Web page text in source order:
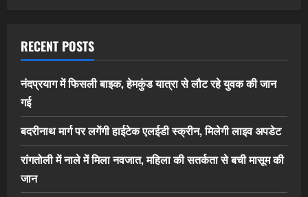
RECENT POSTS
नंदप्रयाग में फिसली बाइक, हेमकुंड यात्रा से लौट रहे युवक की जान
गई
बदरीनाथ मार्ग पर लगेंगी हाईटेक एलईडी स्क्रीन, मिलेगी लाइव अपडेट
रांगतोली में नाले में मिला नवजात, महिला की सतर्कता से बची मासूम की
जान